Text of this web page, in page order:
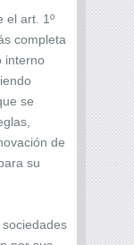
el art. 1º
completa
interno
se
de
su